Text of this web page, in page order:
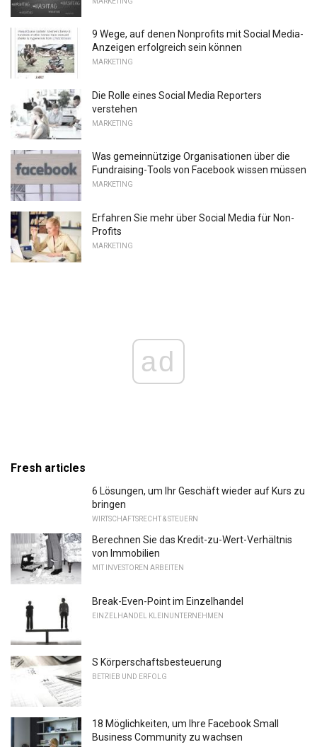
9 Wege, auf denen Nonprofits mit Social Media-
Anzeigen erfolgreich sein können
MARKETING
Die Rolle eines Social Media Reporters
verstehen
MARKETING
Was gemeinnützige Organisationen über die
Fundraising-Tools von Facebook wissen müssen
MARKETING
Erfahren Sie mehr über Social Media für Non-
Profits
MARKETING
ad
Fresh articles
6 Lösungen, um Ihr Geschäft wieder auf Kurs zu
bringen
WIRTSCHAFTSRECHT & STEUERN
Berechnen Sie das Kredit-zu-Wert-Verhältnis
von Immobilien
MIT INVESTOREN ARBEITEN
Break-Even-Point im Einzelhandel
EINZELHANDEL KLEINUNTERNEHMEN
S Körperschaftsbesteuerung
BETRIEB UND ERFOLG
18 Möglichkeiten, um Ihre Facebook Small
Business Community zu wachsen